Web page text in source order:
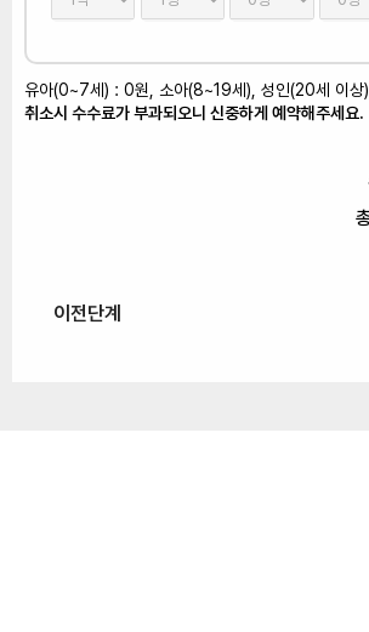
유아(0~7세) : 0원, 소아(8~19세), 성인(20세 이상)
취소시 수수료가 부과되오니 신중하게 예약해주세요.
이전단계